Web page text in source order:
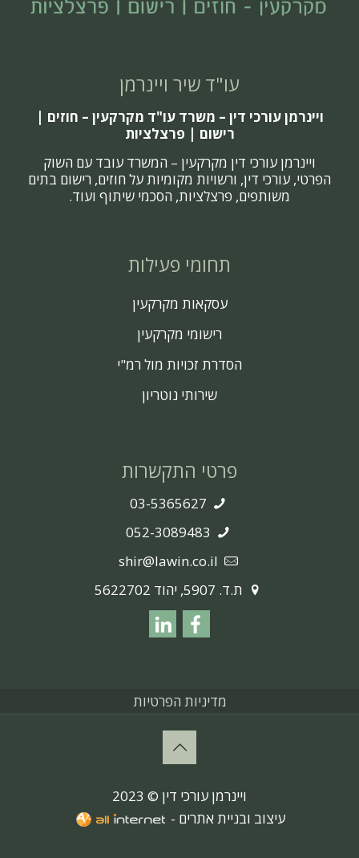
עו"ד שיר ויינרמן
ויינרמן עורכי דין – משרד עו"ד מקרקעין – חוזים |
רישום | פרצלציות
ויינרמן עורכי דין מקרקעין – המשרד עובד עם השוק
הפרטי, עורכי דין, ורשויות מקומיות על חוזים, רישום בתים
משותפים, פרצלציות, הסכמי שיתוף ועוד.
תחומי פעילות
עסקאות מקרקעין
רישומי מקרקעין
הסדרת זכויות מול רמ"י
שירותי נוטריון
פרטי התקשרות
03-5365627
052-3089483
shir@lawin.co.il
ת.ד. 5907, יהוד 5622702
מדיניות הפרטיות
ויינרמן עורכי דין © 2023
עיצוב ובניית אתרים -